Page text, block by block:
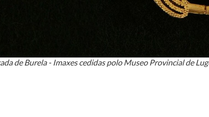
de Burela - Imaxes cedidas polo Museo Provincial de